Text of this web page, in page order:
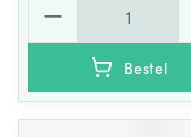
Bestel